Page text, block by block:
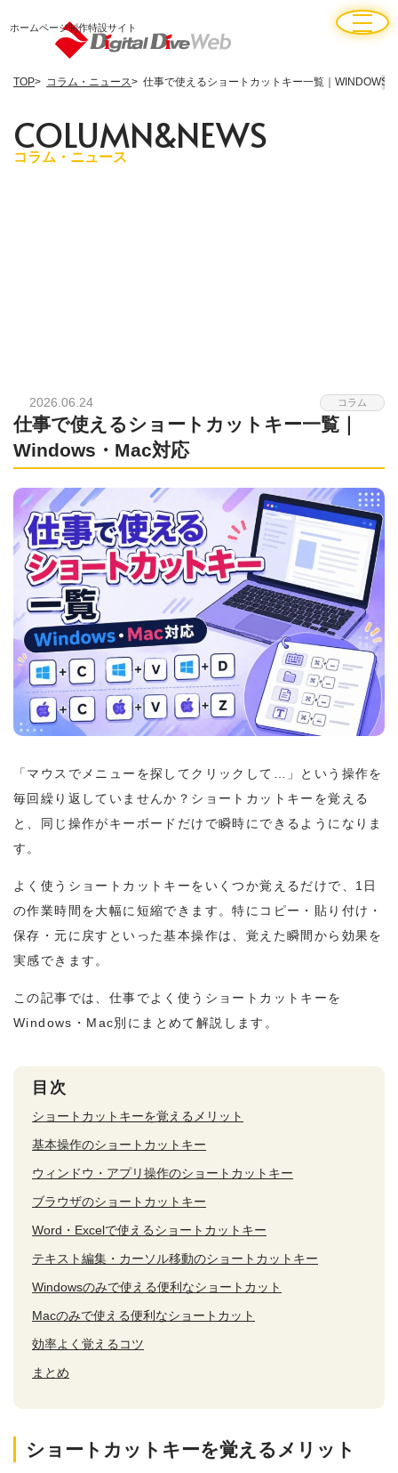
ホームページ制作特設サイト
TOP コラム・ニュース 仕事で使えるショートカットキー一覧｜WINDOWS
COLUMN&NEWS
コラム・ニュース
2026.06.24 コラム
仕事で使えるショートカットキー一覧｜
Windows・Mac対応
「マウスでメニューを探してクリックして…」という操作を
毎回繰り返していませんか？ショートカットキーを覚える
と、同じ操作がキーボードだけで瞬時にできるようになりま
す。
よく使うショートカットキーをいくつか覚えるだけで、1日
の作業時間を大幅に短縮できます。特にコピー・貼り付け・
保存・元に戻すといった基本操作は、覚えた瞬間から効果を
実感できます。
この記事では、仕事でよく使うショートカットキーを
Windows・Mac別にまとめて解説します。
目次
ショートカットキーを覚えるメリット
基本操作のショートカットキー
ウィンドウ・アプリ操作のショートカットキー
ブラウザのショートカットキー
Word・Excelで使えるショートカットキー
テキスト編集・カーソル移動のショートカットキー
Windowsのみで使える便利なショートカット
Macのみで使える便利なショートカット
効率よく覚えるコツ
まとめ
ショートカットキーを覚えるメリット